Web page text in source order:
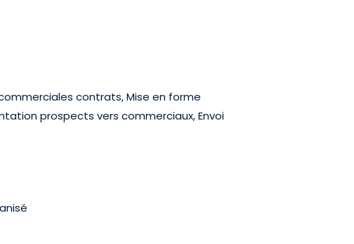
contrats, Mise en forme
prospects vers commerciaux, Envoi